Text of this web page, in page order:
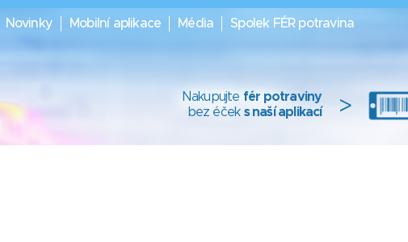
Novinky Mobilní aplikace Média Spolek FÉR potravina
Nakupujte fér potraviny
bez éček s naší aplikací >